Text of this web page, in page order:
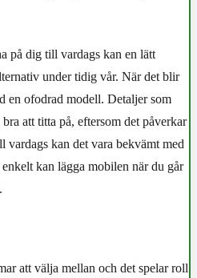
på dig till vardags kan en lätt
under tidig vår. När det blir
en ofodrad modell. Detaljer som
att titta på, eftersom det påverkar
vardags kan det vara bekvämt med
kan lägga mobilen när du går
att välja mellan och det spelar roll